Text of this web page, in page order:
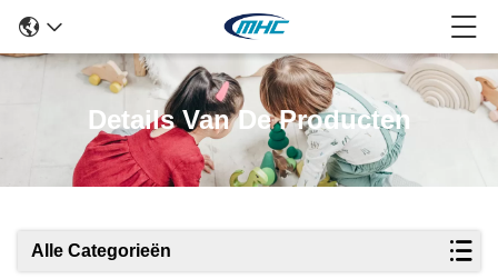
Details Van De Producten
Alle Categorieën